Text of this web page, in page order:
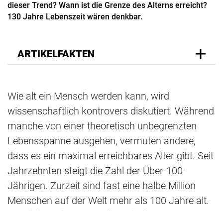
dieser Trend? Wann ist die Grenze des Alterns erreicht?
130 Jahre Lebenszeit wären denkbar.
ARTIKELFAKTEN
Wie alt ein Mensch werden kann, wird
wissenschaftlich kontrovers diskutiert. Während
manche von einer theoretisch unbegrenzten
Lebensspanne ausgehen, vermuten andere,
dass es ein maximal erreichbares Alter gibt. Seit
Jahrzehnten steigt die Zahl der Über-100-
Jährigen. Zurzeit sind fast eine halbe Million
Menschen auf der Welt mehr als 100 Jahre alt.